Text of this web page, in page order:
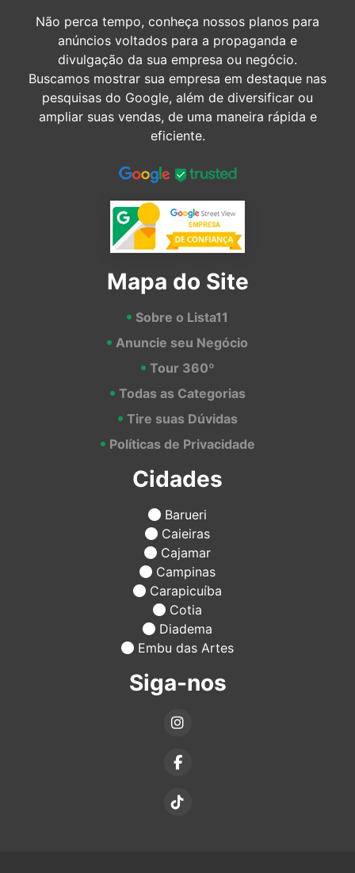
Não perca tempo, conheça nossos planos para
anúncios voltados para a propaganda e
divulgação da sua empresa ou negócio.
Buscamos mostrar sua empresa em destaque nas
pesquisas do Google, além de diversificar ou
ampliar suas vendas, de uma maneira rápida e
eficiente.
Mapa do Site
Sobre o Lista11
Anuncie seu Negócio
Tour 360º
Todas as Categorias
Tire suas Dúvidas
Políticas de Privacidade
Cidades
Barueri
Caieiras
Cajamar
Campinas
Carapicuíba
Cotia
Diadema
Embu das Artes
Siga-nos